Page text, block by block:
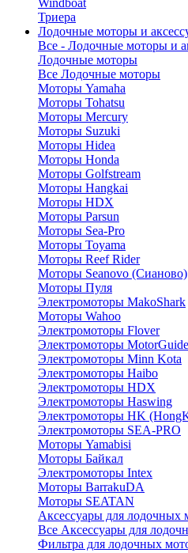
Windboat
Триера
Лодочные моторы и
Все - Лодочные моторы и
Лодочные моторы
Все Лодочные моторы
Моторы Yamaha
Моторы Tohatsu
Моторы Mercury
Моторы Suzuki
Моторы Hidea
Моторы Honda
Моторы Golfstream
Моторы Hangkai
Моторы HDX
Моторы Parsun
Моторы Sea-Pro
Моторы Toyama
Моторы Reef Rider
Моторы Seanovo (Сианово)
Моторы Пуля
Электромоторы MakoShark
Моторы Wahoo
Электромоторы Flover
Электромоторы MotorGuide
Электромоторы Minn Kota
Электромоторы Haibo
Электромоторы HDX
Электромоторы Haswing
Электромоторы HK
Электромоторы SEA-PRO
Моторы Yamabisi
Моторы Байкал
Электромоторы Intex
Моторы BarrakuDA
Моторы SEATAN
Аксессуары для лодочных
Все Аксессуары для
Фильтра для лодочных